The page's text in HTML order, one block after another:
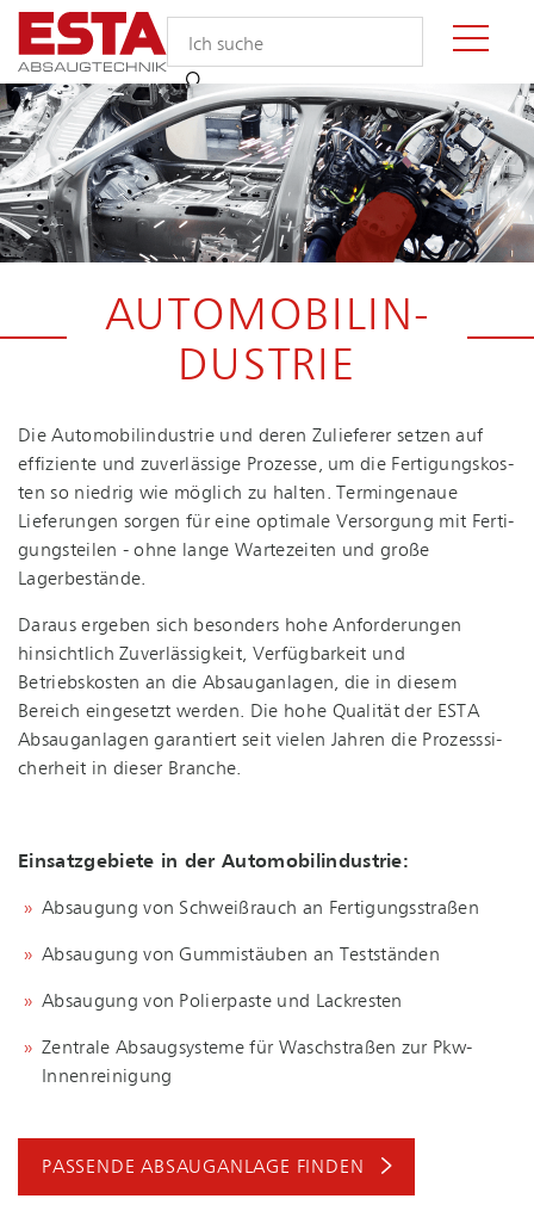
AU­TO­MO­BIL­IN­
DUS­TRIE
Die Au­to­mo­bil­in­dus­trie und deren Zulieferer setzen auf
effiziente und zuverlässige Prozesse, um die Fer­ti­gungs­kos­
ten so niedrig wie möglich zu halten. Termingenaue
Lieferungen sorgen für eine optimale Versorgung mit Fer­ti­
gungs­tei­len - ohne lange Wartezeiten und große
Lagerbestände.
Daraus ergeben sich besonders hohe Anforderungen
hinsichtlich Zuverlässigkeit, Verfügbarkeit und
Betriebskosten an die Absauganlagen, die in diesem
Bereich eingesetzt werden. Die hohe Qualität der ESTA
Absauganlagen garantiert seit vielen Jahren die Pro­zess­si­
cher­heit in dieser Branche.
Einsatzgebiete in der Au­to­mo­bil­in­dus­trie:
Absaugung von Schweißrauch an Fertigungsstraßen
Absaugung von Gummistäuben an Testständen
Absaugung von Polierpaste und Lackresten
Zentrale Absaugsysteme für Waschstraßen zur Pkw-
Innenreinigung
PASSENDE ABSAUGANLAGE FINDEN